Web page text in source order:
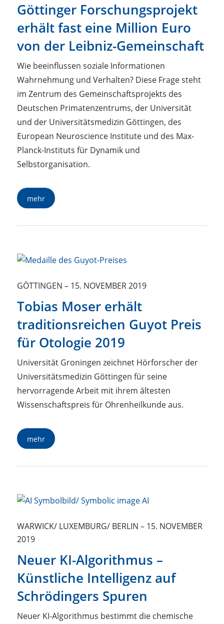
Göttinger Forschungsprojekt
erhält fast eine Million Euro
von der Leibniz-Gemeinschaft
Wie beeinflussen soziale Informationen
Wahrnehmung und Verhalten? Diese Frage steht
im Zentrum des Gemeinschaftsprojekts des
Deutschen Primatenzentrums, der Universität
und der Universitätsmedizin Göttingen, des
European Neuroscience Institute und des Max-
Planck-Instituts für Dynamik und
Selbstorganisation.
mehr
GÖTTINGEN – 15. NOVEMBER 2019
Tobias Moser erhält
traditionsreichen Guyot Preis
für Otologie 2019
Universität Groningen zeichnet Hörforscher der
Universitätsmedizin Göttingen für seine
hervorragende Arbeit mit ihrem ältesten
Wissenschaftspreis für Ohrenheilkunde aus.
mehr
WARWICK/ LUXEMBURG/ BERLIN – 15. NOVEMBER
2019
Neuer KI-Algorithmus –
Künstliche Intelligenz auf
Schrödingers Spuren
Neuer KI-Algorithmus bestimmt die chemische